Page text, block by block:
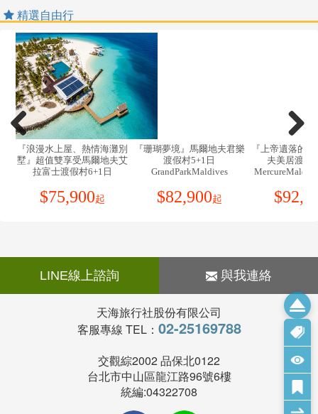
上旅客，及患有心臟病、高血壓、孕婦等，均不適宜參加，敬請
審酌自身情況，以確保安全。
13.
為考量旅客自身之旅遊安全並顧及同團其它團員之旅遊權
益，本行程恕無法接受年滿70
歲以上之貴賓，無同行家人或友人
之單獨報名，不便之處，敬請見諒。
14.
於峇里島機場提領行李時，建議您最好自行領取，不要透過
機場裡的服務人員（PORTER
）幫忙提，因為他們往往會在您出
關後（在機場的外面）向您索取高額的服務小費。
15.
SPA使用限制說明：未滿12歲（不含12歲），若佔床則含
SPA。若不佔床，則皆不含 SPA及泛舟，故無法退費。
此行程報價適用本國人，持外國護照者每人需另行報價。
的不悅與困擾。
11. 本行程團體旅遊行程，為顧及旅客出遊期間之人身安全及
相關問題，在旅遊期間，恕無法接受脫隊之要求；若因此而無法
滿足您的旅遊需求，建議您另行選購迷你小團，不便之處，敬請
見諒。
12. 本行程之優惠報價對象限定於本國人（中華民國國民）參
團有效；非本國籍旅客報價請洽業務人員。
13. 本行程交通住宿及旅遊點儘量忠於原行程，若遇特殊情況
將會前後更動或互換觀光點，或其他不可抗拒因素，若離隊視同
放棄，恕不退費敬請鑒諒。
14. 特別注意：由於峇里島的中小型酒店及Villa，多數由於規模
不大，所以大多以鍋爐加熱產生熱水供應方式為主要的供水方
式；於是在同時段太多人同時使用時，便容易產生所謂的熱水供
15. 除產品特別標明外，峇里島別墅（VILLA）大多為4~8人一
棟，也就是說一棟別墅內有2~4間臥房。大家共用起居室、發呆
亭、泳池…等別墅內設施。若您希望升等為2人獨棟別墅，可加
價指定，請洽您的服務人員。
16. SPA使用限制說明：未滿12歲（不含12歲），若佔床則含
17. 此行程僅安排三站購物站：咖啡工廠、蠟染絲綢、乳膠
18. 於峇里島機場提領行李時，建議您最好自行領取，不要透
【印尼旅遊須知】
東南亞絕大部份五星級酒店或VILLA 均不提供牙膏牙刷等私人性必需
品，故薦於個人衛生等因素，請您務必打包於個人行李中，自行攜
帶。
出入境印尼護照需六個月以上之效期。
藥物：胃腸藥、感冒藥、暈車藥、私人習慣性藥物。
地理環境：
位於南緯8度，東經115度，乃印尼眾多島嶼之一，台北直飛峇里島須
5小時(無時差)約5620km；全島約390平方公里，人口約250萬人，大
部份是虔誠印度教徒，充滿濃厚印度教色彩，素有《微笑之島．萬廟
之島．神仙島嶼》…等稱號。
入出境：
照），則須辦理簽證手續。入境時，須填寫【海關申告單Custom
Declaration】。
可攜帶2公升酒類、200支香煙、50支雪茄或100g煙草、適量香水入
境。印尼境內保護類動物（天堂鳥、貝殼類...）及古董品，禁止攜帶
入境。外幣及旅行支票無特別限制，但入境時印尼幣不可超過Rp
峇里島氣候屬赤道熱帶氣後，氣溫隨信風帶而改變，終年分成兩季，
四月 ~ 十月是乾季，十一月 ~ 三月是雨季，白天年均溫度為30度，
每年七到九月峇里島因受澳洲大陸冷氣團影響，氣溫最為舒適宜人。
精選自由行
『浪漫水上屋、熱情海灘別
墅』超值雙享受馬爾地夫艾
拉富士渡假村6+1日
$75,900起
『珊瑚夢境』馬爾地夫君樂
渡假村5+1日
GrandParkMaldives
$82,900起
『上帝遺落的
夫美居渡假
$
LINE線上諮詢 與我連絡
天海旅行社股份有限公司
客服專線 TEL： 02-25169788
交觀綜2002 品保北0122
台北市中山區龍江路96號6樓
統編:04322708